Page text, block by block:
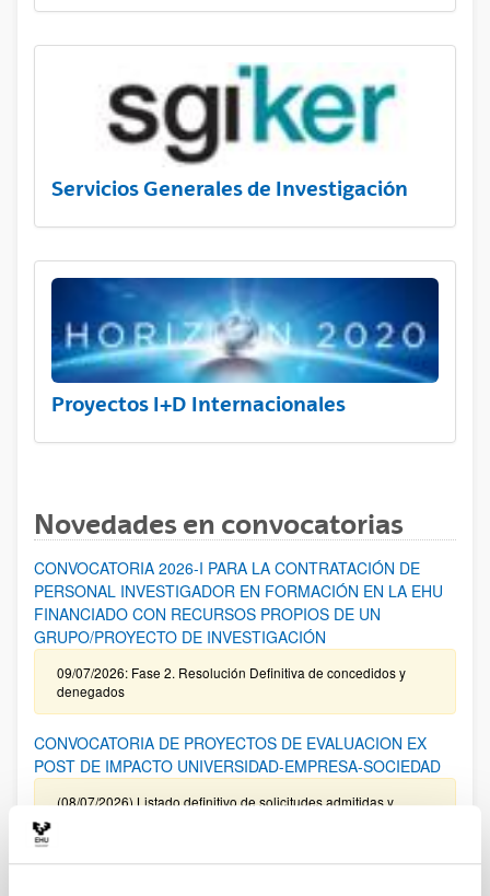
Servicios Generales de Investigación
Proyectos I+D Internacionales
Novedades en convocatorias
CONVOCATORIA 2026-I PARA LA CONTRATACIÓN DE
PERSONAL INVESTIGADOR EN FORMACIÓN EN LA EHU
FINANCIADO CON RECURSOS PROPIOS DE UN
GRUPO/PROYECTO DE INVESTIGACIÓN
09/07/2026: Fase 2. Resolución Definitiva de concedidos y
denegados
CONVOCATORIA DE PROYECTOS DE EVALUACION EX
POST DE IMPACTO UNIVERSIDAD-EMPRESA-SOCIEDAD
(08/07/2026) Listado definitivo de solicitudes admitidas y
ROSA MARIA VIVAR FUNDAZIOA First Global Call for